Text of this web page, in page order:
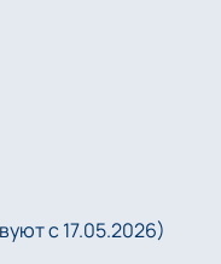
с 17.05.2026)